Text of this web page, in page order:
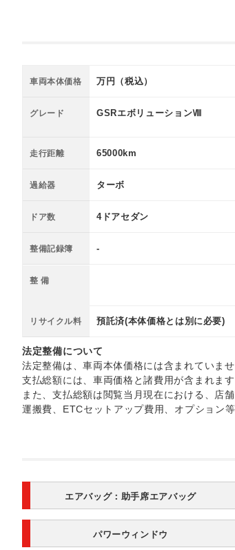
車両本体価格 万円（税込）
グレード GSRエボリューションⅧ
走行距離 65000km
過給器 ターボ
ドア数 4ドアセダン
整備記録簿 -
整 備
リサイクル料 預託済(本体価格とは別に必要)
法定整備について
法定整備は、車両本体価格には含まれていま
支払総額には、車両価格と諸費用が含まれま
また、支払総額は閲覧当月現在における、店
運搬費、ETCセットアップ費用、オプション
エアバッグ： 助手席エアバッグ
パワーウィンドウ